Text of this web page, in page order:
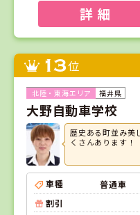
詳 細
13位
福井県
大野自動車学校
歴史ある町並み美
くさんあります！
車種
普通車
割引